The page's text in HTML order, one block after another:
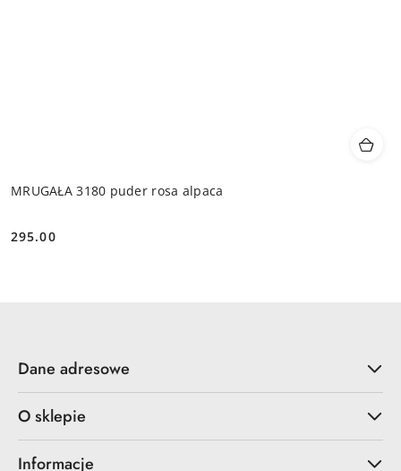
MRUGAŁA 3180 puder rosa alpaca
Cena:
295.00
Dane adresowe
O sklepie
Informacje